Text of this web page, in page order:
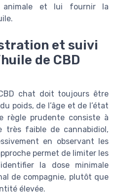
animale et lui fournir la
et suivi
de CBD
chat doit toujours être
poids, de l’âge et de l’état
règle prudente consiste à
très faible de cannabidiol,
en observant les
permet de limiter les
la dose minimale
de compagnie, plutôt que
élevée.